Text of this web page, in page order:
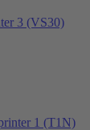
3 (VS30)
1 (T1N)